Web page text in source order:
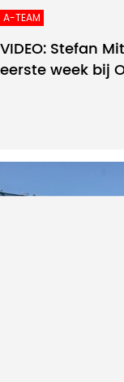
A-TEAM
VIDEO: Stefan
eerste week bij